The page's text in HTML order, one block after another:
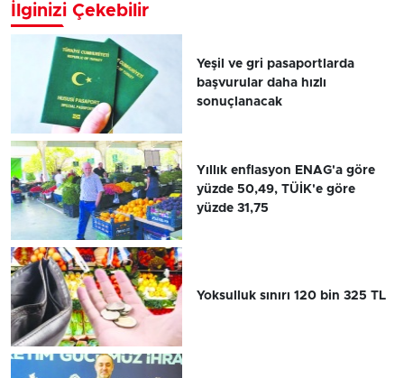
İlginizi Çekebilir
Yeşil ve gri pasaportlarda
başvurular daha hızlı
sonuçlanacak
Yıllık enflasyon ENAG'a göre
yüzde 50,49, TÜİK'e göre
yüzde 31,75
Yoksulluk sınırı 120 bin 325 TL